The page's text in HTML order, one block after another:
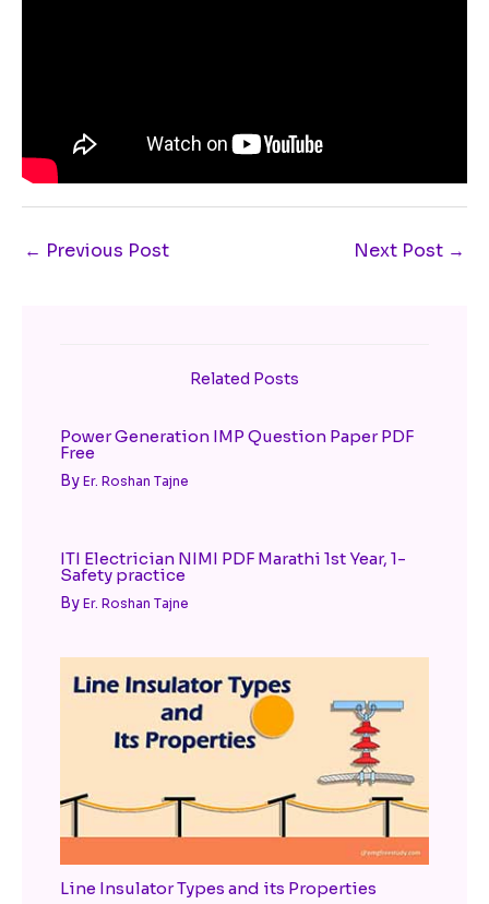
← Previous Post Next Post →
Related Posts
Power Generation IMP Question Paper PDF
Free
By Er. Roshan Tajne
ITI Electrician NIMI PDF Marathi 1st Year, 1-
Safety practice
By Er. Roshan Tajne
Line Insulator Types and its Properties